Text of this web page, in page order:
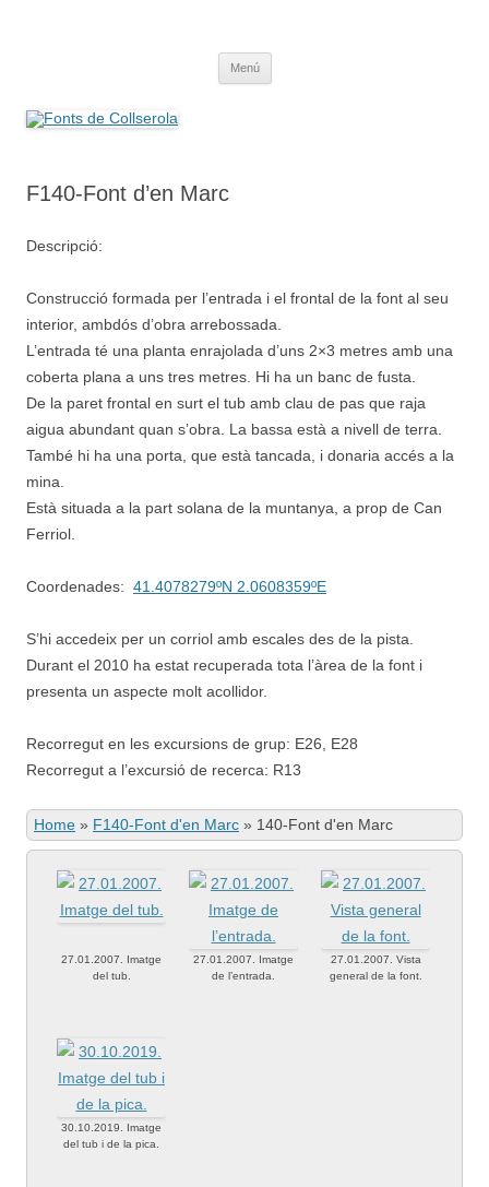
Menú
F140-Font d’en Marc
Descripció:
Construcció formada per l’entrada i el frontal de la font al seu
interior, ambdós d’obra arrebossada.
L’entrada té una planta enrajolada d’uns 2×3 metres amb una
coberta plana a uns tres metres. Hi ha un banc de fusta.
De la paret frontal en surt el tub amb clau de pas que raja
aigua abundant quan s’obra. La bassa està a nivell de terra.
També hi ha una porta, que està tancada, i donaria accés a la
mina.
Està situada a la part solana de la muntanya, a prop de Can
Ferriol.
Coordenades: 41.4078279ºN 2.0608359ºE
S’hi accedeix per un corriol amb escales des de la pista.
Durant el 2010 ha estat recuperada tota l’àrea de la font i
presenta un aspecte molt acollidor.
Recorregut en les excursions de grup: E26, E28
Recorregut a l’excursió de recerca: R13
Home » F140-Font d'en Marc » 140-Font d'en Marc
27.01.2007. Imatge
del tub.
27.01.2007. Imatge
de l’entrada.
27.01.2007. Vista
general de la font.
30.10.2019. Imatge
del tub i de la pica.